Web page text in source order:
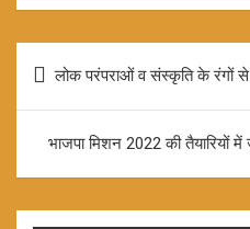
ce
o
o
k
at
s
A
p
p
ar
e
Post
लोक परंपराओं व संस्कृति के रंगों से
भाजपा मिशन 2022 की तैयारियों में